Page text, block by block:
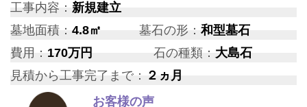
工事内容： 新規建立
墓地面積： 4.8㎡ 墓石の形：和型墓石
費用： 170万円 石の種類： 大島石
見積から工事完了まで： ２ヵ月
お客様の声